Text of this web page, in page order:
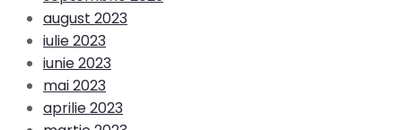
august 2023
iulie 2023
iunie 2023
mai 2023
aprilie 2023